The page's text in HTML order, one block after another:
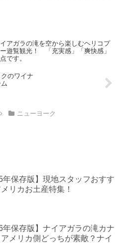
アガラの滝を空から楽しむヘリコプ
遊覧観光！ 「充実感」「爽快感」
です。
のワイナ
ム
ニューヨーク
年保存版】現地スタッフおすす
リカお土産特集！
年保存版】ナイアガラの滝カナ
メリカ側どっちが素敵？ナイ